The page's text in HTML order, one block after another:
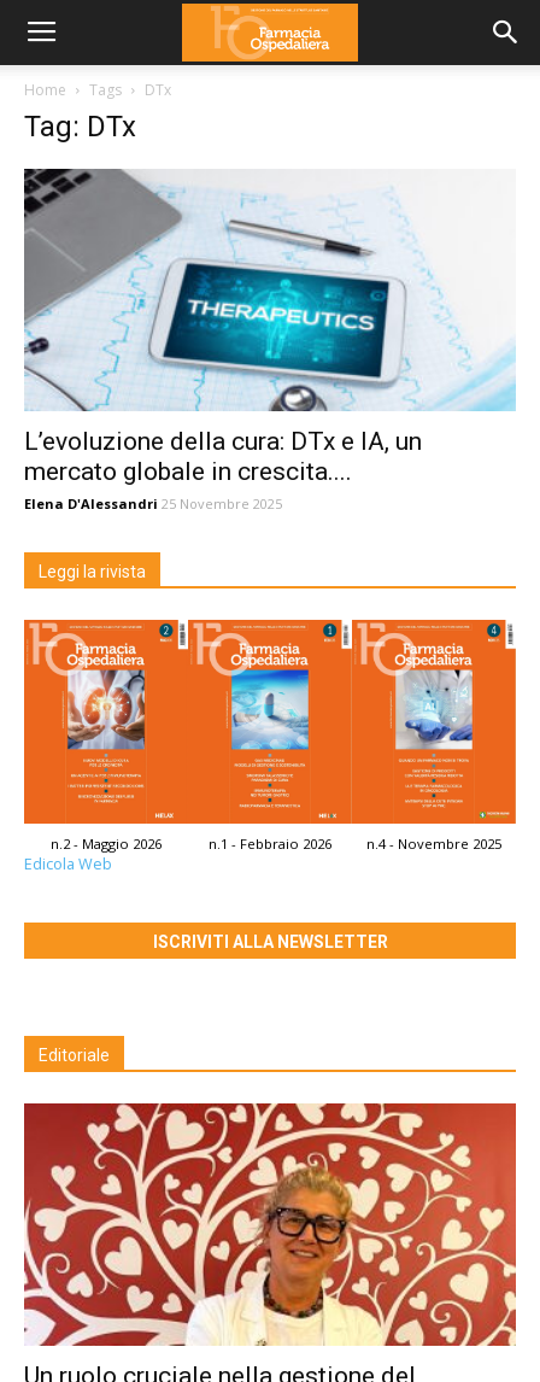
Home Tags DTx
Tag: DTx
L’evoluzione della cura: DTx e IA, un
mercato globale in crescita....
Elena D'Alessandri 25 Novembre 2025
Leggi la rivista
n.2 - Maggio 2026 n.1 - Febbraio 2026 n.4 - Novembre 2025
Edicola Web
ISCRIVITI ALLA NEWSLETTER
Editoriale